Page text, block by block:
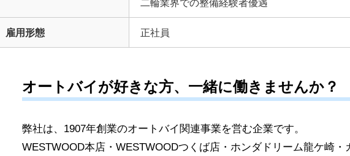
二輪業界での整備経験者優遇
雇用形態 正社員
オートバイが好きな方、一緒に働きませんか？
弊社は、1907年創業のオートバイ関連事業を営む企業です
WESTWOOD本店・WESTWOODつくば店・ホンダドリーム龍ケ崎